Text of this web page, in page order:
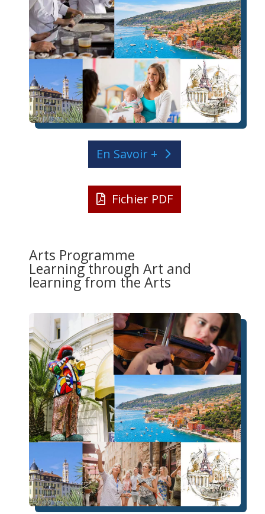
En Savoir +
Fichier PDF
Arts Programme
Learning through Art and
learning from the Arts